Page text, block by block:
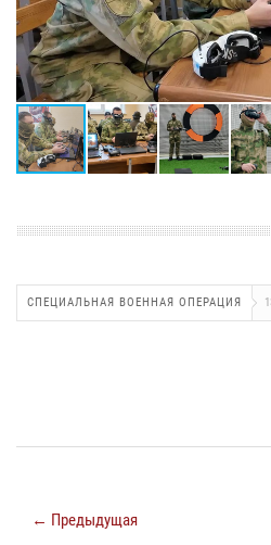
СПЕЦИАЛЬНАЯ ВОЕННАЯ ОПЕРАЦИЯ
← Предыдущая